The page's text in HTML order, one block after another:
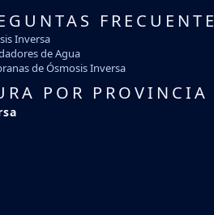
Inversa
de Agua
de Ósmosis Inversa
POR